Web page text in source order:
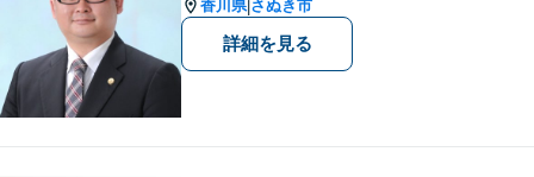
香川県|さぬき市
詳細を見る